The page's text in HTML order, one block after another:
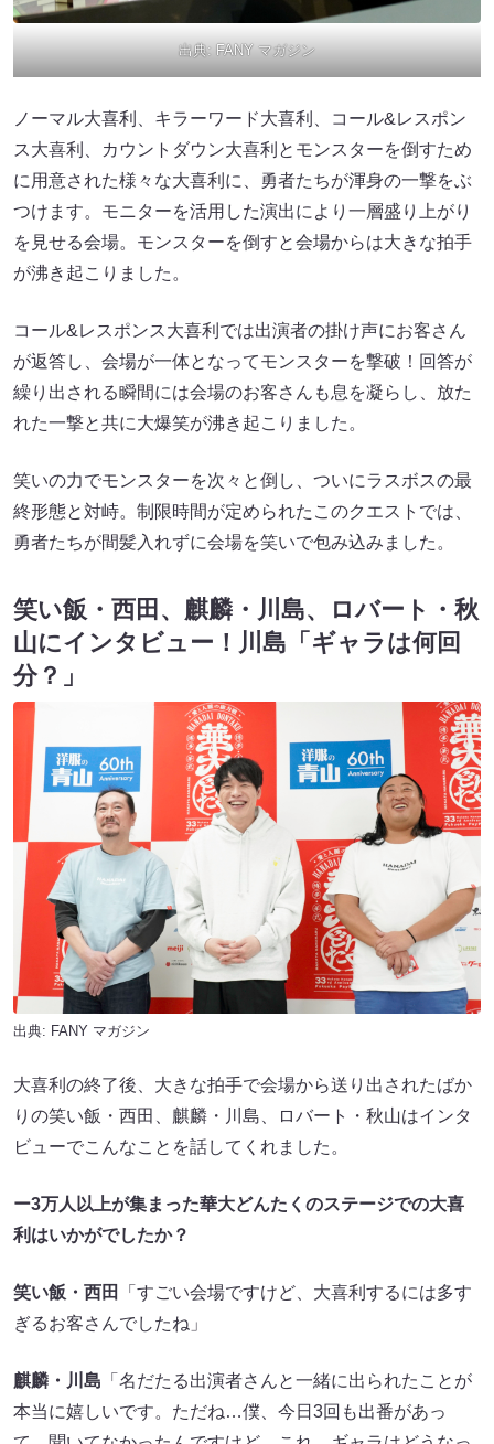
出典: FANY マガジン
ノーマル大喜利、キラーワード大喜利、コール&レスポン
ス大喜利、カウントダウン大喜利とモンスターを倒すため
に用意された様々な大喜利に、勇者たちが渾身の一撃をぶ
つけます。モニターを活用した演出により一層盛り上がり
を見せる会場。モンスターを倒すと会場からは大きな拍手
が沸き起こりました。
コール&レスポンス大喜利では出演者の掛け声にお客さん
が返答し、会場が一体となってモンスターを撃破！回答が
繰り出される瞬間には会場のお客さんも息を凝らし、放た
れた一撃と共に大爆笑が沸き起こりました。
笑いの力でモンスターを次々と倒し、ついにラスボスの最
終形態と対峙。制限時間が定められたこのクエストでは、
勇者たちが間髪入れずに会場を笑いで包み込みました。
笑い飯・西田、麒麟・川島、ロバート・秋
山にインタビュー！川島「ギャラは何回
分？」
出典: FANY マガジン
大喜利の終了後、大きな拍手で会場から送り出されたばか
りの笑い飯・西田、麒麟・川島、ロバート・秋山はインタ
ビューでこんなことを話してくれました。
ー3万人以上が集まった華大どんたくのステージでの大喜
利はいかがでしたか？
笑い飯・西田
「すごい会場ですけど、大喜利するには多す
ぎるお客さんでしたね」
麒麟・川島 「名だたる出演者さんと一緒に出られたことが
本当に嬉しいです。ただね…僕、今日3回も出番があっ